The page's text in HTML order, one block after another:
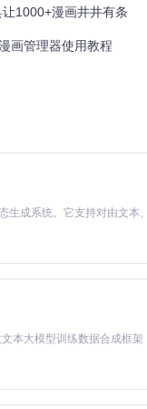
在业务层可扩展
持插件和漫画元数据自
更在于构建了可扩展的
管理效率的提升，更是
收藏进入智能化管理时
1000+漫画井井有条
画管理器使用教程
本大模型训练数据合成框架